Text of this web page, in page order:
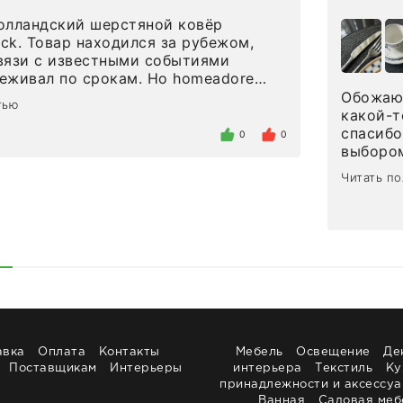
шерстяной ковёр
Товар находился за рубежом,
с известными событиями
по срокам. Но homeadore
в определенное в договоре
хочу отметить
ровно так, как хотел. Ещё
благодарность сотрудникам
0 0
Обожаю
какой-
Читать
Оплата
Контакты
Поставщикам Интерьеры
Мебель Освещение
интерьера
Текстиль
принадлежности и
Ванная
Садовая